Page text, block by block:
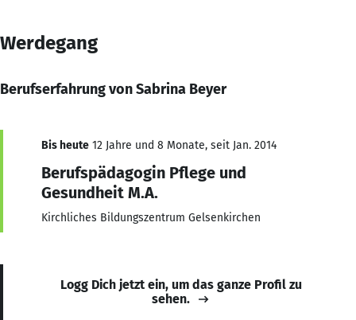
Werdegang
Berufserfahrung von Sabrina Beyer
Bis heute 12 Jahre und 8 Monate, seit Jan. 2014
Berufspädagogin Pflege und
Gesundheit M.A.
Kirchliches Bildungszentrum Gelsenkirchen
Logg Dich jetzt ein, um das ganze Profil zu
sehen.